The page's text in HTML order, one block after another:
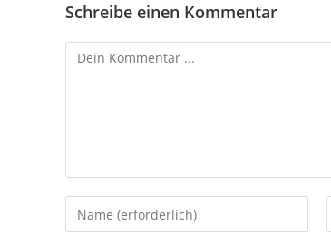
Schreibe einen Kommentar
Kommentieren
Gib
deinen